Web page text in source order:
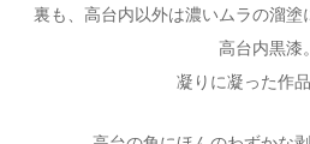
裏も、高台内以外は濃いムラの溜塗
高台内黒漆。
凝りに凝った作品